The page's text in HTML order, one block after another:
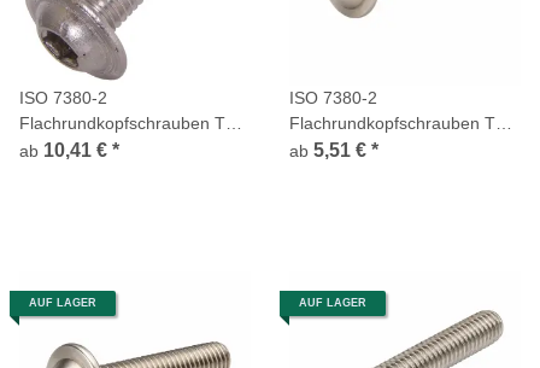
ISO 7380-2
Flachrundkopfschrauben TX
Flansch Vollgewinde Edelstahl
ab 10,41 € *
ISO 7380-2
Flachrundkopfschrauben TX
Flansch Vollgewinde Edelstahl
ab 5,51 € *
AUF LAGER AUF LAGER